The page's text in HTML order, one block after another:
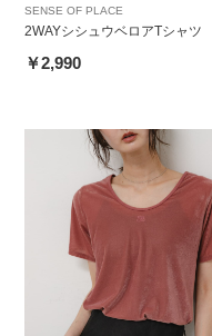
SENSE OF PLACE
2WAYシシュウベロアTシャツ
￥2,990